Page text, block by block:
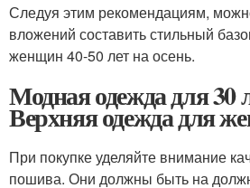
Следуя этим рекомендациям,
вложений составить стильный
женщин 40-50 лет на осень.
Модная одежда для 30
Верхняя одежда для
При покупке уделяйте внимание
пошива. Они должны быть на